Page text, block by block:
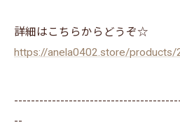
詳細はこちらからどうぞ☆
https://anela0402.store/
--